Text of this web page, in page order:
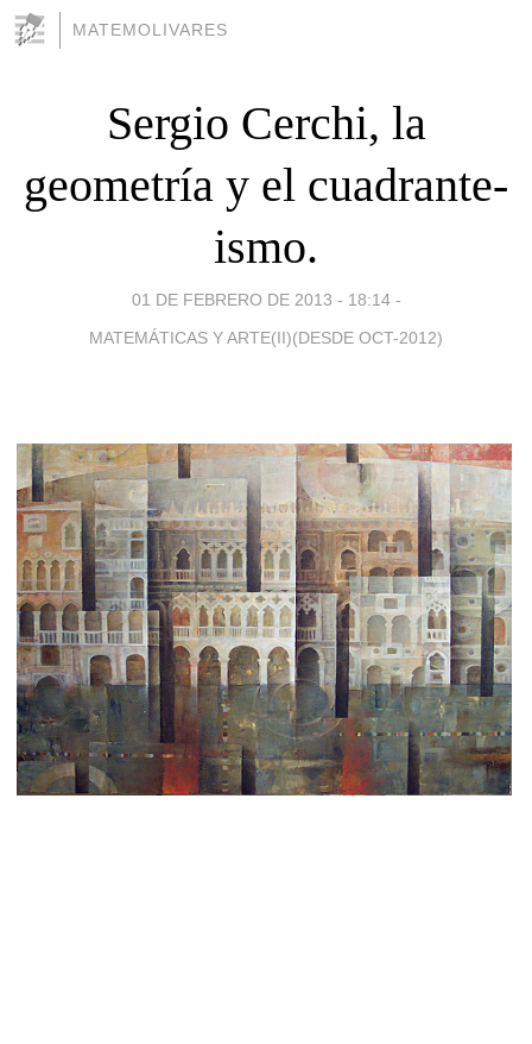
MATEMOLIVARES
Sergio Cerchi, la
geometría y el cuadrante-
ismo.
01 DE FEBRERO DE 2013 - 18:14 -
MATEMÁTICAS Y ARTE(II)(DESDE OCT-2012)